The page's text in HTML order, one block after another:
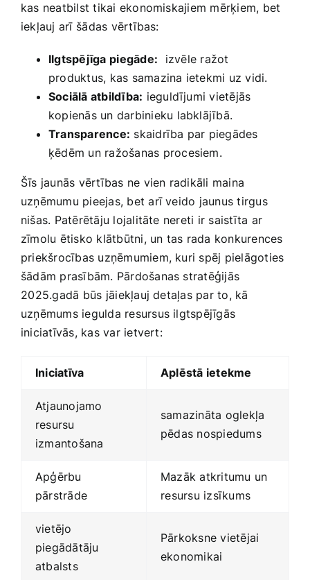
kas neatbilst tikai ekonomiskajiem mērķiem, bet
iekļauj arī ⁢šādas vērtības: ⁤
Ilgtspējīga⁤ piegāde: ⁢ izvēle ražot
produktus, kas samazina ‍ietekmi uz vidi.
Sociālā atbildība: ieguldījumi vietējās
kopienās un darbinieku labklājībā.
Transparence: skaidrība​ par piegādes
ķēdēm​ un ražošanas procesiem.
Šīs jaunās ‍vērtības ‌ne vien radikāli maina
uzņēmumu pieejas, bet arī veido jaunus tirgus
nišas. Patērētāju lojalitāte nereti ir‍ saistīta ⁤ar
zīmolu ētisko klātbūtni, un tas rada konkurences
priekšrocības uzņēmumiem, kuri spēj pielāgoties
šādām prasībām. Pārdošanas stratēģijās
⁣2025.gadā⁤ būs jāiekļauj detaļas par to, kā
uzņēmums iegulda resursus ilgtspējīgās
iniciatīvās, ​kas var ietvert:
Iniciatīva Aplēstā ietekme
Atjaunojamo
resursu
izmantošana
samazināta oglekļa
pēdas nospiedums
Apģērbu
pārstrāde
Mazāk atkritumu un
⁣resursu izsīkums
vietējo
piegādātāju
atbalsts
Pārkoksne vietējai
ekonomikai